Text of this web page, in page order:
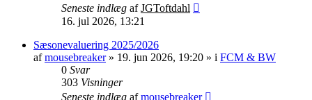
Seneste indlæg afJGToftdahl
16. jul 2026, 13:21
Sæsonevaluering 2025/2026
afmousebreaker» 19. jun 2026, 19:20 » i FCM & BW
0 Svar
303 Visninger
Seneste indlæg afmousebreaker